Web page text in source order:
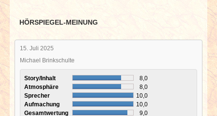
HÖRSPIEGEL-MEINUNG
15. Juli 2025
Michael Brinkschulte
Story/Inhalt
8,0
Atmosphäre
8,0
Sprecher
10,0
Aufmachung
10,0
Gesamtwertung
9,0